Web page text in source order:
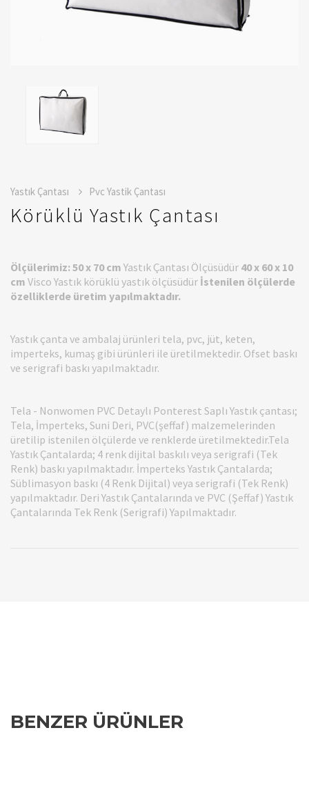
Yastık Çantası Pvc Yastik Çantası
Körüklü Yastık Çantası
Ölçülerimiz:50 x 70 cm Yastık Çantası Ölçüsüdür 40 x 60 x 10
cm Visco Yastık körüklü yastık ölçüsüdür İstenilen ölçülerde
özelliklerde üretim yapılmaktadır.
Yastık çanta ve ambalaj ürünleri tela, pvc, jüt, keten,
imperteks, kumaş gibi ürünleri ile üretilmektedir. Ofset baskı
ve serigrafi baskı yapılmaktadır.
Tela - Nonwomen PVC Detaylı Ponterest Saplı Yastık çantası;
Tela, İmperteks, Suni Deri, PVC(şeffaf) malzemelerinden
üretilip istenilen ölçülerde ve renklerde üretilmektedir.Tela
Yastık Çantalarda; 4 renk dijital baskılı veya serigrafi (Tek
Renk) baskı yapılmaktadır. İmperteks Yastık Çantalarda;
Süblimasyon baskı (4 Renk Dijital) veya serigrafi (Tek Renk)
yapılmaktadır. Deri Yastık Çantalarında ve PVC (Şeffaf) Yastık
Çantalarında Tek Renk (Serigrafi) Yapılmaktadır.
BENZER ÜRÜNLER